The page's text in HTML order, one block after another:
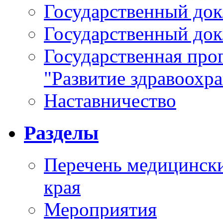
Государственный
Государственный
Государственная
"Развитие
Наставничество
Разделы
Перечень
края
Мероприятия